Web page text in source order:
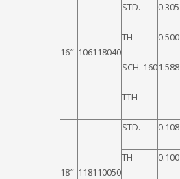
16″ 106118040
STD. 0.305
TH 0.500
SCH. 1601.588
TTH -
18″ 118110050
STD. 0.108
TH 0.100